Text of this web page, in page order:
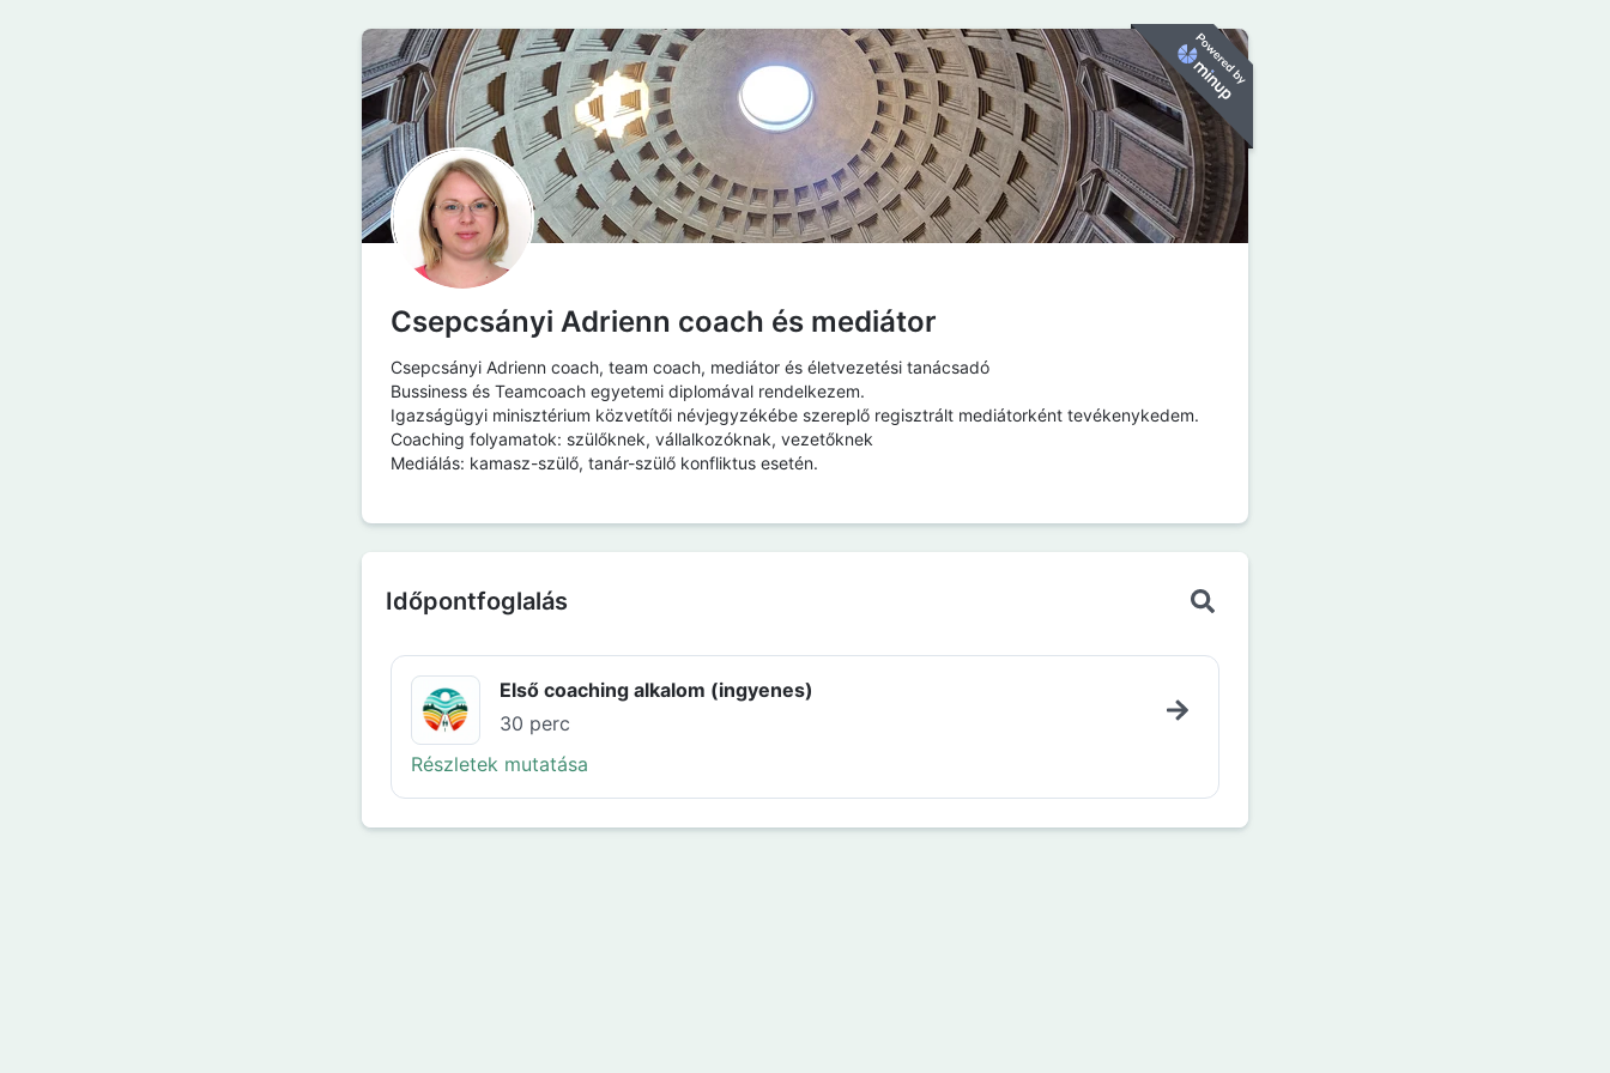
Csepcsányi Adrienn coach és mediátor
Csepcsányi Adrienn coach, team coach, mediátor és életvezetési tanácsadó
Bussiness és Teamcoach egyetemi diplomával rendelkezem.
Igazságügyi minisztérium közvetítői névjegyzékébe szereplő regisztrált mediátorként tevékenykedem.
Coaching folyamatok: szülőknek, vállalkozóknak, vezetőknek
Mediálás: kamasz-szülő, tanár-szülő konfliktus esetén.
Időpontfoglalás
Első coaching alkalom (ingyenes)
30 perc
Részletek mutatása